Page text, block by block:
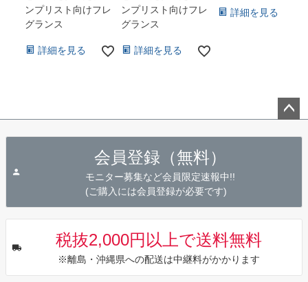
ンプリスト向けフレ
グランス
詳細を見る
ンプリスト向けフレ
グランス
詳細を見る
詳細を見る
会員登録（無料）
モニター募集など会員限定速報中!!
(ご購入には会員登録が必要です)
税抜2,000円以上で送料無料
※離島・沖縄県への配送は中継料がかかります